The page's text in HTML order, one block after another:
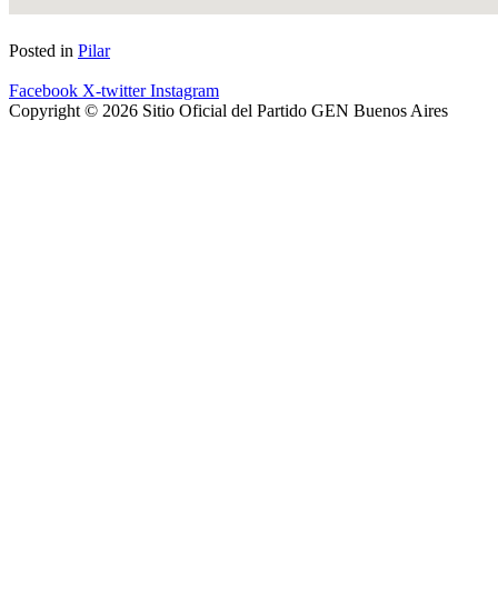
Posted in Pilar
Facebook X-twitter Instagram
Copyright © 2026 Sitio Oficial del Partido GEN Buenos Aires